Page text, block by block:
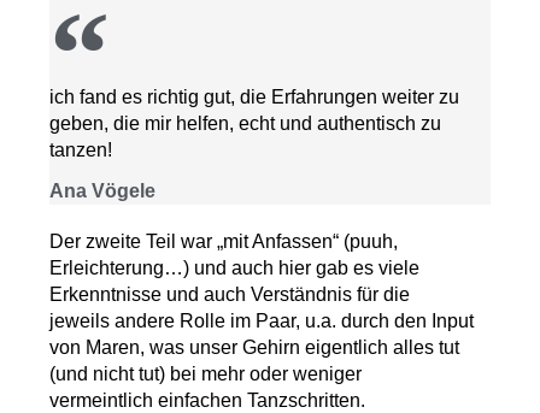
ich fand es richtig gut, die Erfahrungen weiter zu
geben, die mir helfen, echt und authentisch zu
tanzen!
Ana Vögele
Der zweite Teil war „mit Anfassen“ (puuh,
Erleichterung…) und auch hier gab es viele
Erkenntnisse und auch Verständnis für die
jeweilsandere Rolle im Paar, u.a. durch den Input
von Maren, was unser Gehirneigentlich alles tut
(und nicht tut) bei mehr oder weniger
vermeintlicheinfachen Tanzschritten.